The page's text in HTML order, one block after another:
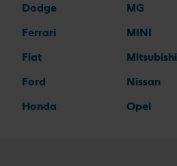
Dodge
Ferrari
Fiat
Ford
Honda
MG
MINI
Mitsubishi
Nissan
Opel